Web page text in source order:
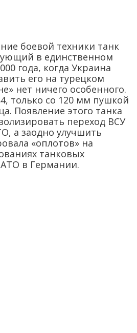
боевой техники танк
в единственном
года, когда Украина
его на турецком
нет ничего особенного.
только со 120 мм пушкой
Появление этого танка
переход ВСУ
а заодно улучшить
«оплотов» на
танковых
в Германии.